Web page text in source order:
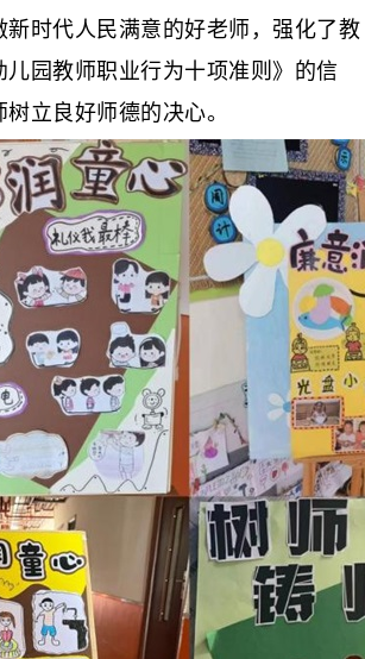
新时代人民满意的好老师，强化了教
儿园教师职业行为十项准则》的信
立良好师德的决心。